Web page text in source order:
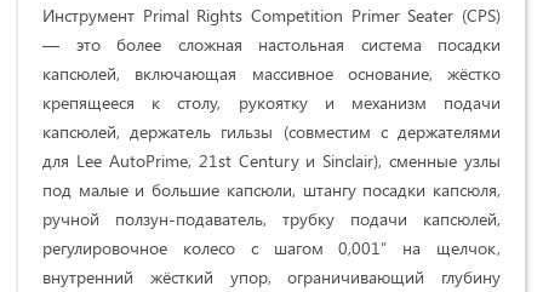
Инструмент Primal Rights Competition Primer Seater (CPS)
— это более сложная настольная система посадки
капсюлей, включающая массивное основание, жёстко
крепящееся к столу, рукоятку и механизм подачи
капсюлей, держатель гильзы (совместим с держателями
для Lee AutoPrime, 21st Century и Sinclair), сменные узлы
под малые и большие капсюли, штангу посадки капсюля,
ручной ползун-подаватель, трубку подачи капсюлей,
регулировочное колесо с шагом 0,001″ на щелчок,
внутренний жёсткий упор, ограничивающий глубину